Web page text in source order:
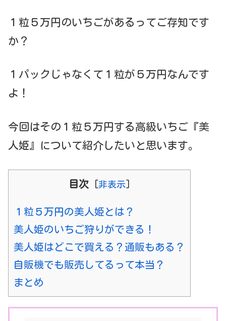
１粒５万円のいちごがあるってご存知です
か？
１パックじゃなくて１粒が５万円なんです
よ！
今回はその１粒５万円する高級いちご『美
人姫』について紹介したいと思います。
目次 非表示
１粒５万円の美人姫とは？
美人姫のいちご狩りができる！
美人姫はどこで買える？通販もある？
自販機でも販売してるって本当？
まとめ